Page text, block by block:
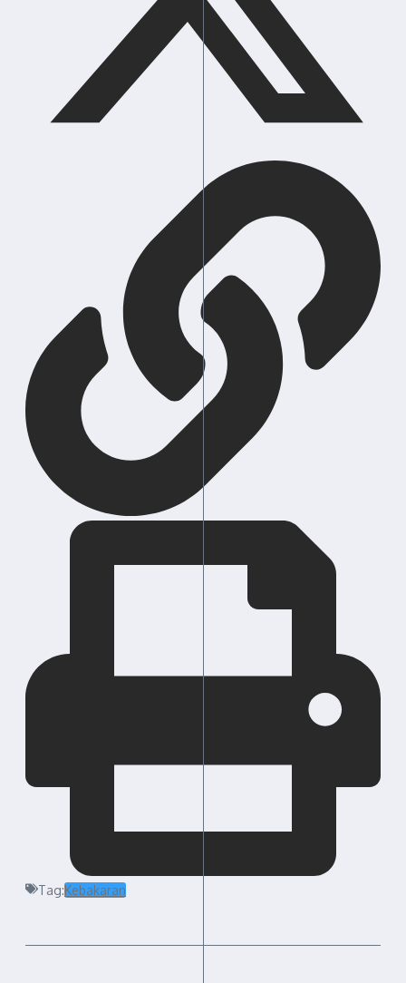
Tag:Kebakaran